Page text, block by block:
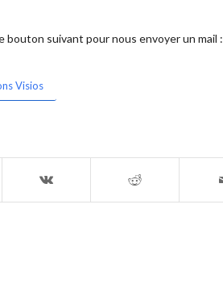
suivant pour nous envoyer un mail :
Visios